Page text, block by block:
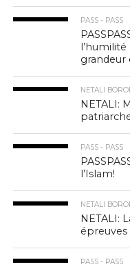
PASS - PASS
l’humilité
grandeur
NETALI
NETALI:
PASS - PASS
l’Islam!
NETALI
NETALI:
épreuves
PASS - PASS